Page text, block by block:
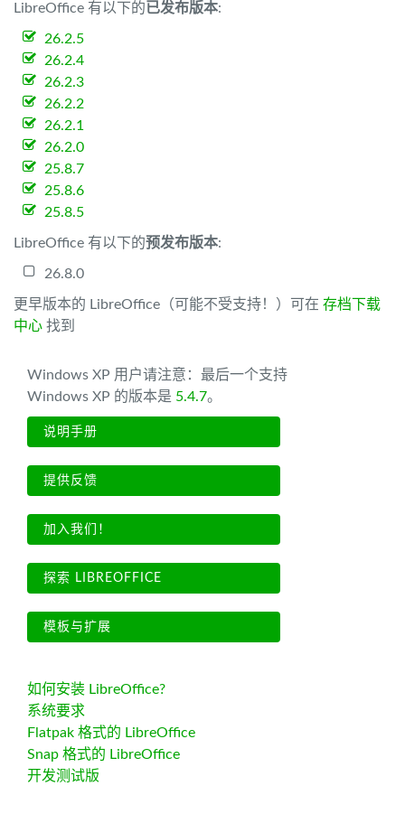
LibreOffice 有以下的已发布版本:
26.2.5
26.2.4
26.2.3
26.2.2
26.2.1
26.2.0
25.8.7
25.8.6
25.8.5
LibreOffice 有以下的预发布版本:
26.8.0
更早版本的 LibreOffice（可能不受支持！）可在 存档下载
中心 找到
Windows XP 用户请注意：最后一个支持
Windows XP 的版本是 5.4.7。
说明手册
提供反馈
加入我们！
探索 LIBREOFFICE
模板与扩展
如何安装 LibreOffice?
系统要求
Flatpak 格式的 LibreOffice
Snap 格式的 LibreOffice
开发测试版